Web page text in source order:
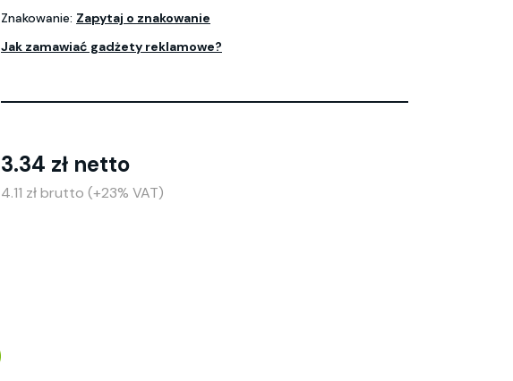
Znakowanie: Zapytaj o znakowanie
Jak zamawiać gadżety reklamowe?
3.34 zł netto
4.11 zł brutto (+23% VAT)